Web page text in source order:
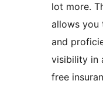
lot more.
allows you
and
visibility in
free